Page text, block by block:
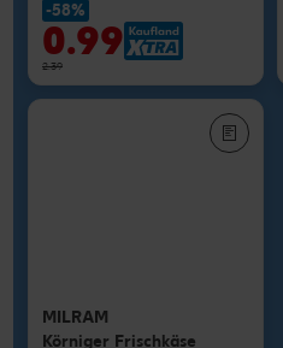
-58%
0.99
2.39
MILRAM
Körniger Frischkäse